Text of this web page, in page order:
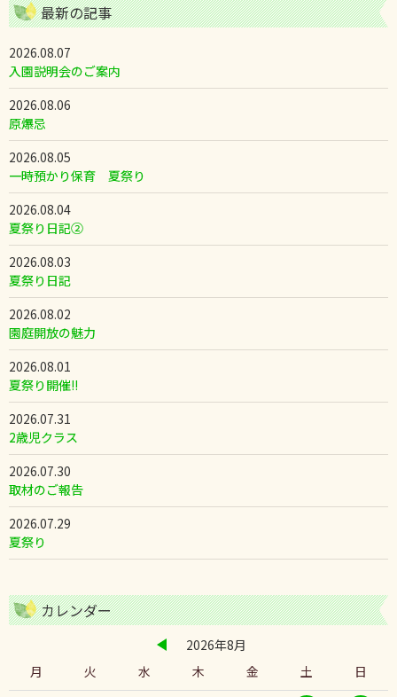
最新の記事
2026.08.07
入園説明会のご案内
2026.08.06
原爆忌
2026.08.05
一時預かり保育 夏祭り
2026.08.04
夏祭り日記②
2026.08.03
夏祭り日記
2026.08.02
園庭開放の魅力
2026.08.01
夏祭り開催!!
2026.07.31
2歳児クラス
2026.07.30
取材のご報告
2026.07.29
夏祭り
カレンダー
2026年8月
月
火 水 木 金 土 日